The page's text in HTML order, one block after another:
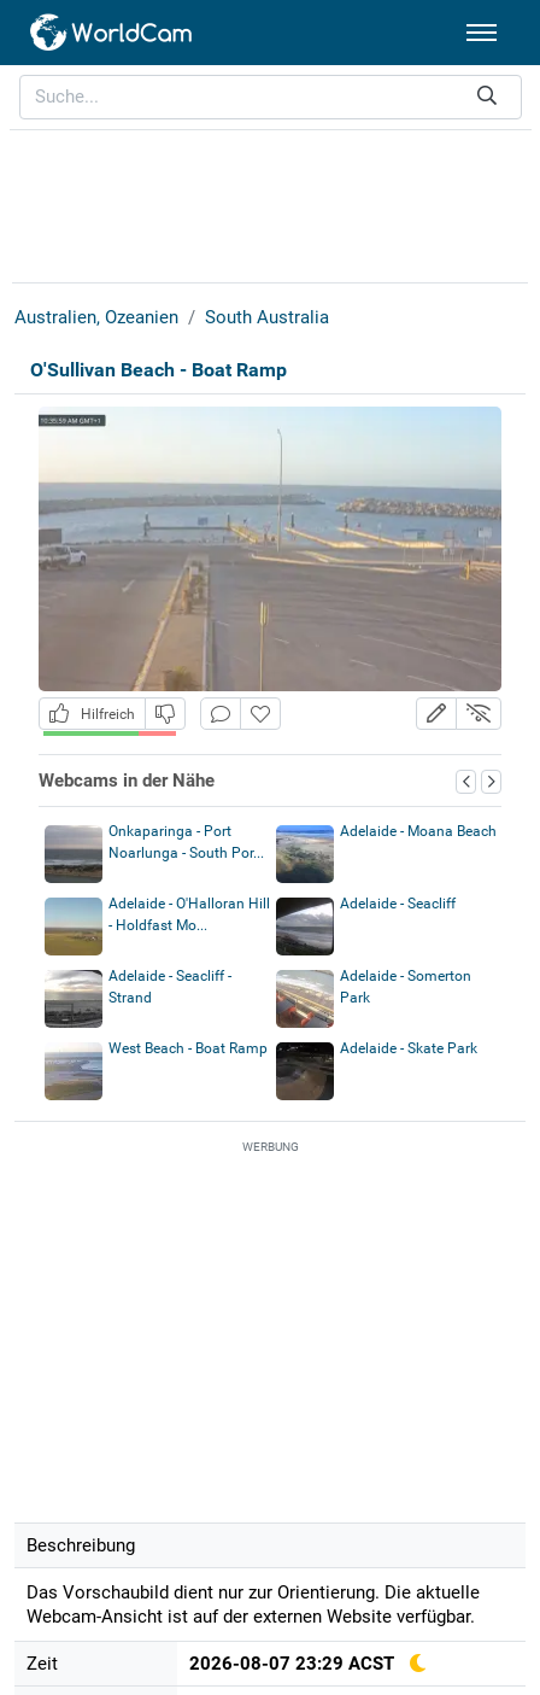
Australien, Ozeanien South Australia
O'Sullivan Beach - Boat Ramp
Hilfreich
Webcams in der Nähe
Onkaparinga - Port
Noarlunga - South Por...
Adelaide - Moana Beach
Adelaide - O'Halloran Hill
- Holdfast Mo...
Adelaide - Seacliff
Adelaide - Seacliff -
Strand
Adelaide - Somerton
Park
West Beach - Boat Ramp Adelaide - Skate Park
WERBUNG
Beschreibung
Das Vorschaubild dient nur zur Orientierung. Die aktuelle
Webcam-Ansicht ist auf der externen Website verfügbar.
Zeit 2026-08-07 23:29 ACST